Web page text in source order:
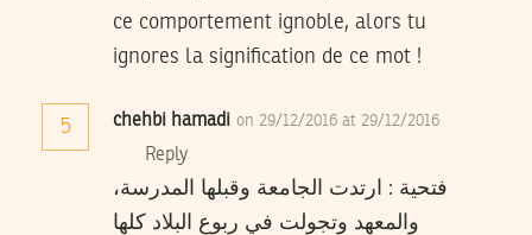
ce comportement ignoble, alors tu
ignores la signification de ce mot !
5 chehbi hamadi on 29/12/2016 at 29/12/2016
Reply
،فتحية : ارتدت الجامعة وقبلها المدرسة
والمعهد وتجولت في ربوع البلاد كلها